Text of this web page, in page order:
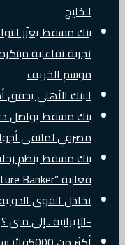
الخليج
بنك مسقط يعزّز
تجربة تفاعلية
موسم الخريف
البنك الأهلي يحقق
بنك مسقط يواصل
مصرفي لملتقى أجواء
بنك مسقط ينظم
فعالية “Future Banker”
تخاذل القوى
-الإيرانية ..إلى متى ؟